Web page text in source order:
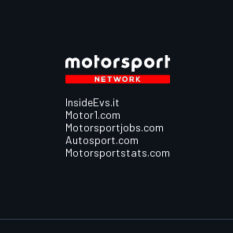
InsideEvs.it
Motor1.com
Motorsportjobs.com
Autosport.com
Motorsportstats.com